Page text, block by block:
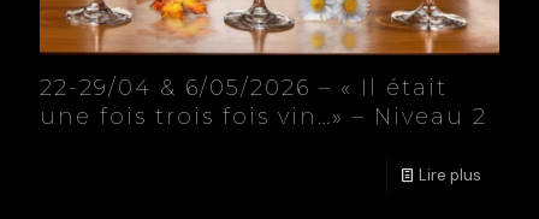
22-29/04 & 6/05/2026 – « Il était
une fois trois fois vin…» – Niveau 2
Lire plus